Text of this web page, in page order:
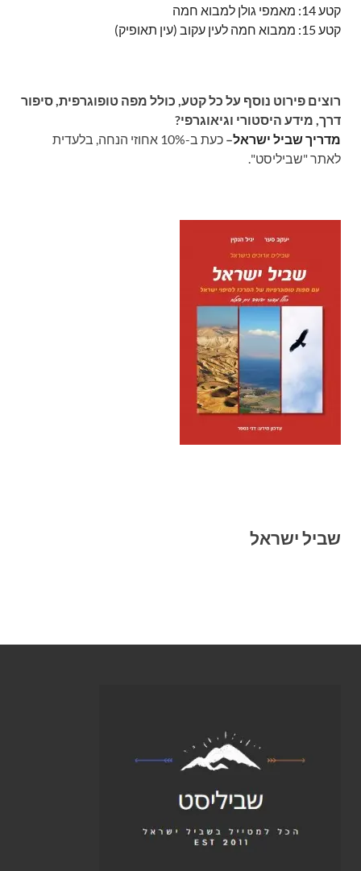
קטע 14: מאמפי גולן למבוא חמה
קטע 15: ממבוא חמה לעין עקוב (עין תאופיק)
רוצים פירוט נוסף על כל קטע, כולל מפה טופוגרפית, סיפור
דרך, מידע היסטורי וגיאוגרפי?
מדריך שביל ישראל–
כעת ב-10% אחוזי הנחה, בלעדית
לאתר "שביליסט".
שביל ישראל